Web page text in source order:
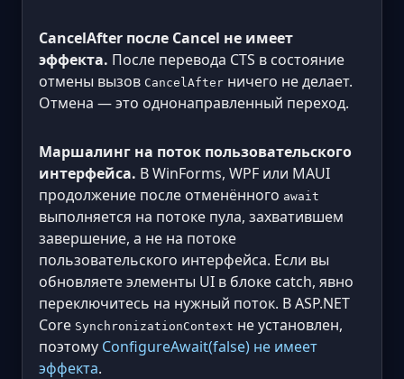
CancelAfter после Cancel не имеет
эффекта. После перевода CTS в состояние
отмены вызов CancelAfter ничего не делает.
Отмена — это однонаправленный переход.
Маршалинг на поток пользовательского
интерфейса. В WinForms, WPF или MAUI
продолжение после отменённого await
выполняется на потоке пула, захватившем
завершение, а не на потоке
пользовательского интерфейса. Если вы
обновляете элементы UI в блоке catch, явно
переключитесь на нужный поток. В ASP.NET
Core SynchronizationContext не установлен,
поэтому ConfigureAwait(false) не имеет
эффекта.